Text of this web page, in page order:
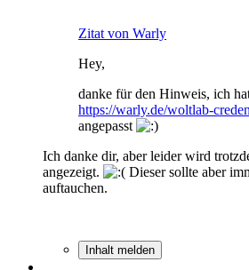
Zitat von Warly
Hey,
danke für den Hinweis, ich
https://warly.de/woltlab-
angepasst
Ich danke dir, aber leider wird
angezeigt.
Dieser sollte aber
auftauchen.
Inhalt melden